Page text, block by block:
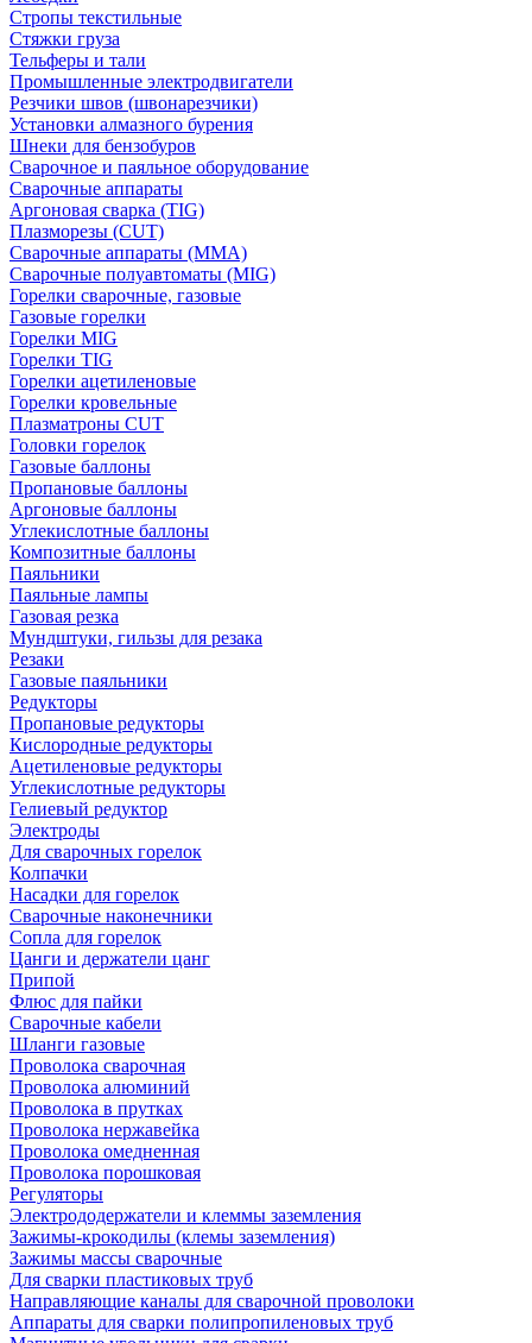
Стропы текстильные
Стяжки груза
Тельферы и тали
Промышленные электродвигатели
Резчики швов (швонарезчики)
Установки алмазного бурения
Шнеки для бензобуров
Сварочное и паяльное оборудование
Сварочные аппараты
Аргоновая сварка (TIG)
Плазморезы (CUT)
Сварочные аппараты (MMA)
Сварочные полуавтоматы (MIG)
Горелки сварочные, газовые
Газовые горелки
Горелки MIG
Горелки TIG
Горелки ацетиленовые
Горелки кровельные
Плазматроны CUT
Головки горелок
Газовые баллоны
Пропановые баллоны
Аргоновые баллоны
Углекислотные баллоны
Композитные баллоны
Паяльники
Паяльные лампы
Газовая резка
Мундштуки, гильзы для резака
Резаки
Газовые паяльники
Редукторы
Пропановые редукторы
Кислородные редукторы
Ацетиленовые редукторы
Углекислотные редукторы
Гелиевый редуктор
Электроды
Для сварочных горелок
Колпачки
Насадки для горелок
Сварочные наконечники
Сопла для горелок
Цанги и держатели цанг
Припой
Флюс для пайки
Сварочные кабели
Шланги газовые
Проволока сварочная
Проволока алюминий
Проволока в прутках
Проволока нержавейка
Проволока омедненная
Проволока порошковая
Регуляторы
Электрододержатели и клеммы заземления
Зажимы-крокодилы (клемы заземления)
Зажимы массы сварочные
Для сварки пластиковых труб
Направляющие каналы для сварочной проволоки
Аппараты для сварки полипропиленовых труб